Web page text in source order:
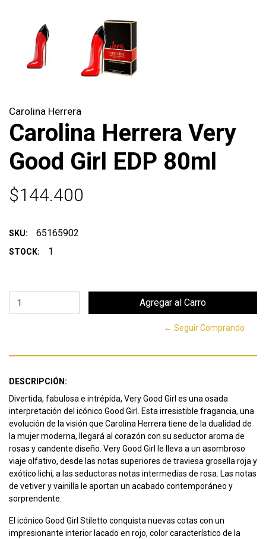
Carolina Herrera
Carolina Herrera Very
Good Girl EDP 80ml
$144.400
SKU: 65165902
STOCK: 1
← Seguir Comprando
DESCRIPCIÓN:
Divertida, fabulosa e intrépida, Very Good Girl es una osada
interpretación del icónico Good Girl. Esta irresistible fragancia, una
evolución de la visión que Carolina Herrera tiene de la dualidad de
la mujer moderna, llegará al corazón con su seductor aroma de
rosas y candente diseño. Very Good Girl le lleva a un asombroso
viaje olfativo, desde las notas superiores de traviesa grosella roja y
exótico lichi, a las seductoras notas intermedias de rosa. Las notas
de vetiver y vainilla le aportan un acabado contemporáneo y
sorprendente.
El icónico Good Girl Stiletto conquista nuevas cotas con un
impresionante interior lacado en rojo, color característico de la